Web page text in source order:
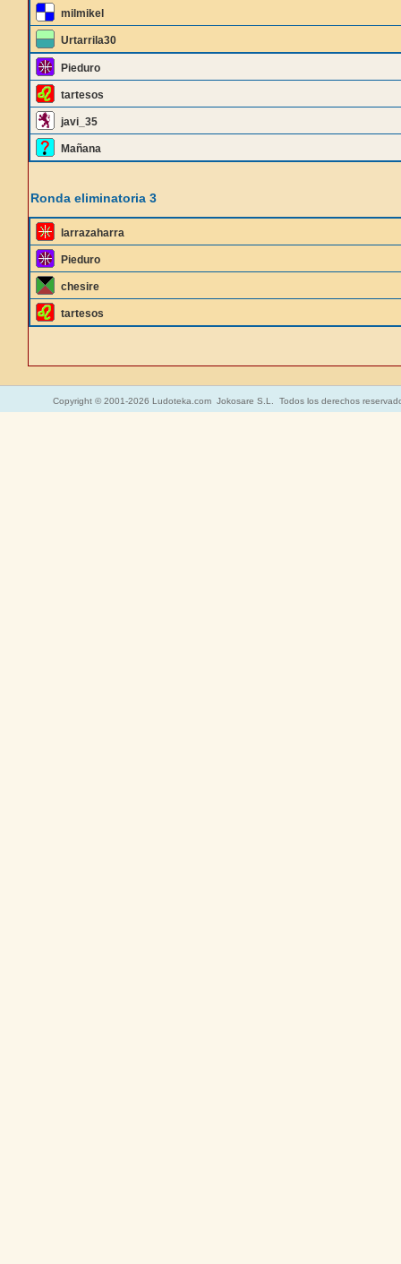
milmikel
Urtarrila30
Pieduro
tartesos
javi_35
Mañana
Ronda eliminatoria 3
larrazaharra
Pieduro
chesire
tartesos
Copyright © 2001-2026 Ludoteka.com Jokosare S.L. Todos los derechos